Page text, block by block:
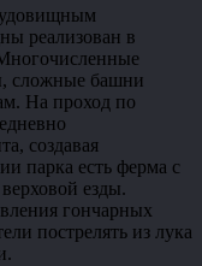
реализован в
сложные башни
На проход по
создавая
парка есть ферма с
езды.
гончарных
пострелять из лука